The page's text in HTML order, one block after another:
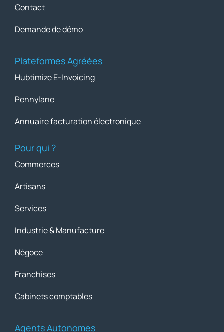
Contact
Demande de démo
Plateformes Agréées
Hubtimize E-Invoicing
Pennylane
Annuaire facturation électronique
Pour qui ?
Commerces
Artisans
Services
Industrie & Manufacture
Négoce
Franchises
Cabinets comptables
Agents Autonomes